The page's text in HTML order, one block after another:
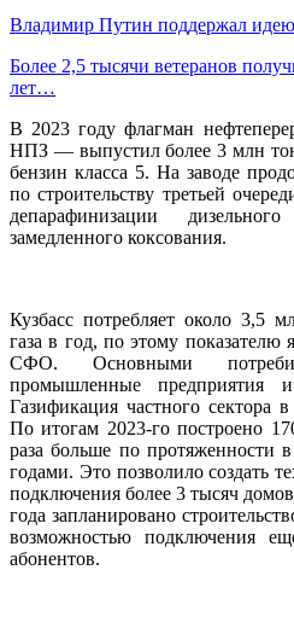
Владимир Путин поддержал
Более 2,5 тысячи ветеранов
лет…
В 2023 году флагман
НПЗ — выпустил более 3 млн
бензин класса 5. На заводе
по строительству третьей
депарафинизации
замедленного коксования.
Кузбасс потребляет около 3,5
газа в год, по этому показателю
СФО. Основными
промышленные предприятия
Газификация частного сектора
По итогам 2023-го построено
раза больше по протяженности
годами. Это позволило создать
подключения более 3 тысяч
года запланировано
возможностью подключения
абонентов.